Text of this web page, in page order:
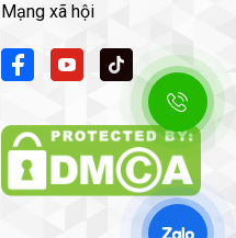
Mạng xã hội